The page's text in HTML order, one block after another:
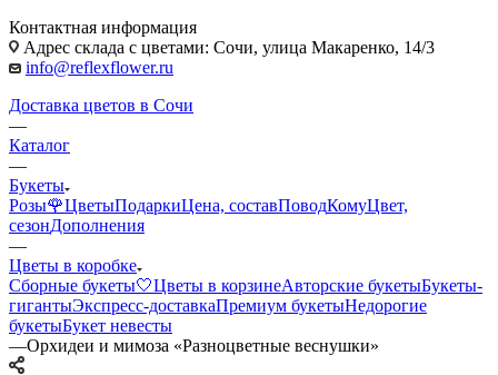
Контактная информация
Адрес склада с цветами: Сочи, улица Макаренко, 14/3
info@reflexflower.ru
Доставка цветов в Сочи
—
Каталог
—
Букеты
Розы🌹ЦветыПодаркиЦена, составПоводКомуЦвет,
сезонДополнения
—
Цветы в коробке
Сборные букеты🤍Цветы в корзинеАвторские букетыБукеты-
гигантыЭкспресс-доставкаПремиум букетыНедорогие
букетыБукет невесты
—Орхидеи и мимоза «Разноцветные веснушки»